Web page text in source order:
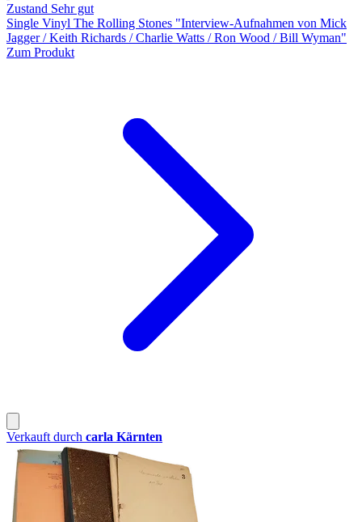
Zustand Sehr gut
Single Vinyl The Rolling Stones "Interview-Aufnahmen von Mick
Jagger / Keith Richards / Charlie Watts / Ron Wood / Bill Wyman"
Zum Produkt
Verkauft durch carla Kärnten